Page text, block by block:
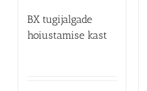
BX tugijalgade
hoiustamise kast